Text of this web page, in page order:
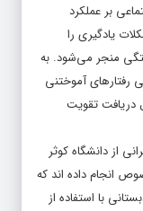
یادگیری را
منجر می‌شود. به
رفتار‌های آموختنی
دریافت تقویت
از دانشگاه کوثر
انجام داده اند که
با استفاده از
آن‌ها حل کند.